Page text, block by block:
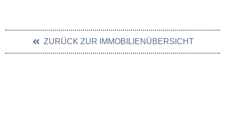
ZURÜCK ZUR IMMOBILIENÜBERSICHT